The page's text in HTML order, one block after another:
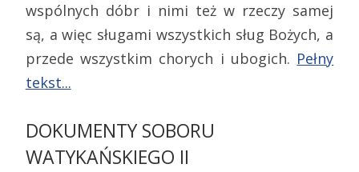
wspólnych dóbr i nimi też w rzeczy samej
są, a więc sługami wszystkich sług Bożych, a
przede wszystkim chorych i ubogich. Pełny
tekst...
DOKUMENTY SOBORU
WATYKAŃSKIEGO II